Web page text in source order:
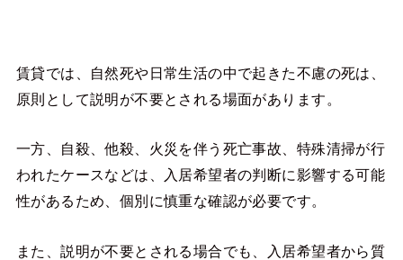
賃貸では、自然死や日常生活の中で起きた不慮の死は、
原則として説明が不要とされる場面があります。
一方、自殺、他殺、火災を伴う死亡事故、特殊清掃が行
われたケースなどは、入居希望者の判断に影響する可能
性があるため、個別に慎重な確認が必要です。
また、説明が不要とされる場合でも、入居希望者から質